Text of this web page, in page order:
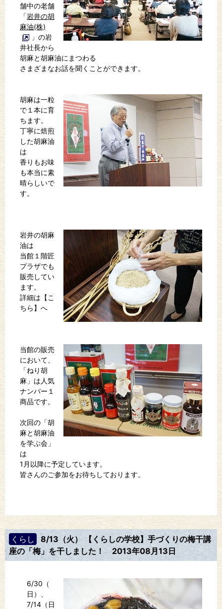
舗中の老舗
「岩井の胡
麻油(株)
」の岩
井社長から
胡麻と胡麻油にまつわる
さまざまなお話を聞くことができます。
胡麻は一粒
で１本に育
ちます。
丁寧に焙煎
した胡麻油
は
香りもお味
も本当に素
晴らしいで
す。
岩井の胡麻
油は
当館１階匠
プラザでも
販売してい
ます。
詳細は【こ
ちら】へ
当館の販売
において、
「ねり胡
麻」は人気
ナンバー１
商品です。
次回の「胡
麻と胡麻油
を学ぶ会」
は
1月以降に予定しています。
皆さんのご参加をお待ちしております。
くらし
8/13（火） 【くらしの学校】手づくりの梅干講
座の「梅」を干しました！
2013年08月13日
6/30（
日）、
7/14（日